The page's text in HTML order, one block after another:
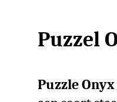
Puzzel
Puzzle Onyx